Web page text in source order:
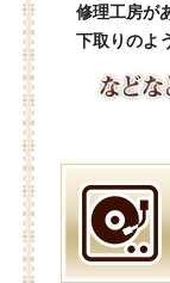
修理工房が
下取りのよ